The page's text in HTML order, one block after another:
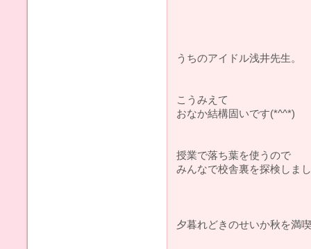
うちのアイドル浅井先生。
こうみえて
おなか結構固いです(*^^*)
授業で落ち葉を使うので
みんなで校舎裏を探検しま
夕暮れどきのせいか秋を満